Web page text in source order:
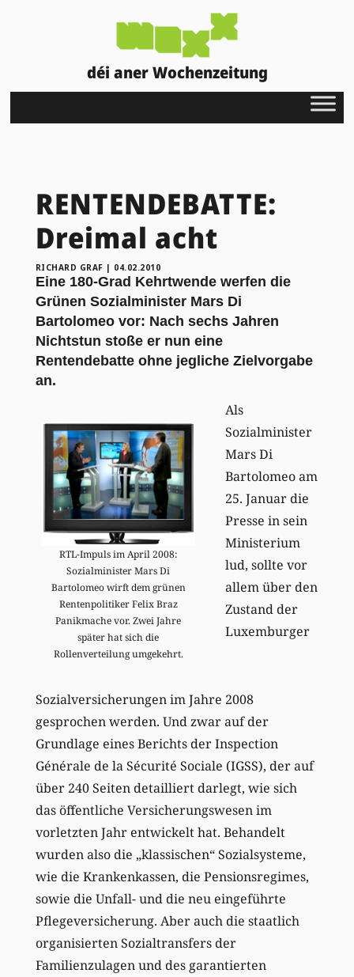
déi aner Wochenzeitung
RENTENDEBATTE:
Dreimal acht
RICHARD GRAF | 04.02.2010
Eine 180-Grad Kehrtwende werfen die
Grünen Sozialminister Mars Di
Bartolomeo vor: Nach sechs Jahren
Nichtstun stoße er nun eine
Rentendebatte ohne jegliche Zielvorgabe
an.
RTL-Impuls im April 2008:
Sozialminister Mars Di
Bartolomeo wirft dem grünen
Rentenpolitiker Felix Braz
Panikmache vor. Zwei Jahre
später hat sich die
Rollenverteilung umgekehrt.
Als
Sozialminister
Mars Di
Bartolomeo am
25. Januar die
Presse in sein
Ministerium
lud, sollte vor
allem über den
Zustand der
Luxemburger
Sozialversicherungen im Jahre 2008
gesprochen werden. Und zwar auf der
Grundlage eines Berichts der Inspection
Générale de la Sécurité Sociale (IGSS), der auf
über 240 Seiten detailliert darlegt, wie sich
das öffentliche Versicherungswesen im
vorletzten Jahr entwickelt hat. Behandelt
wurden also die „klassischen“ Sozialsysteme,
wie die Krankenkassen, die Pensionsregimes,
sowie die Unfall- und die neu eingeführte
Pflegeversicherung. Aber auch die staatlich
organisierten Sozialtransfers der
Familienzulagen und des garantierten